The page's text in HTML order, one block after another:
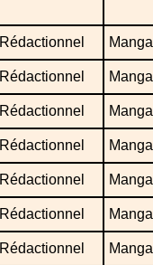
Rédactionnel Manga
Rédactionnel Manga
Rédactionnel Manga
Rédactionnel Manga
Rédactionnel Manga
Rédactionnel Manga
Rédactionnel Manga